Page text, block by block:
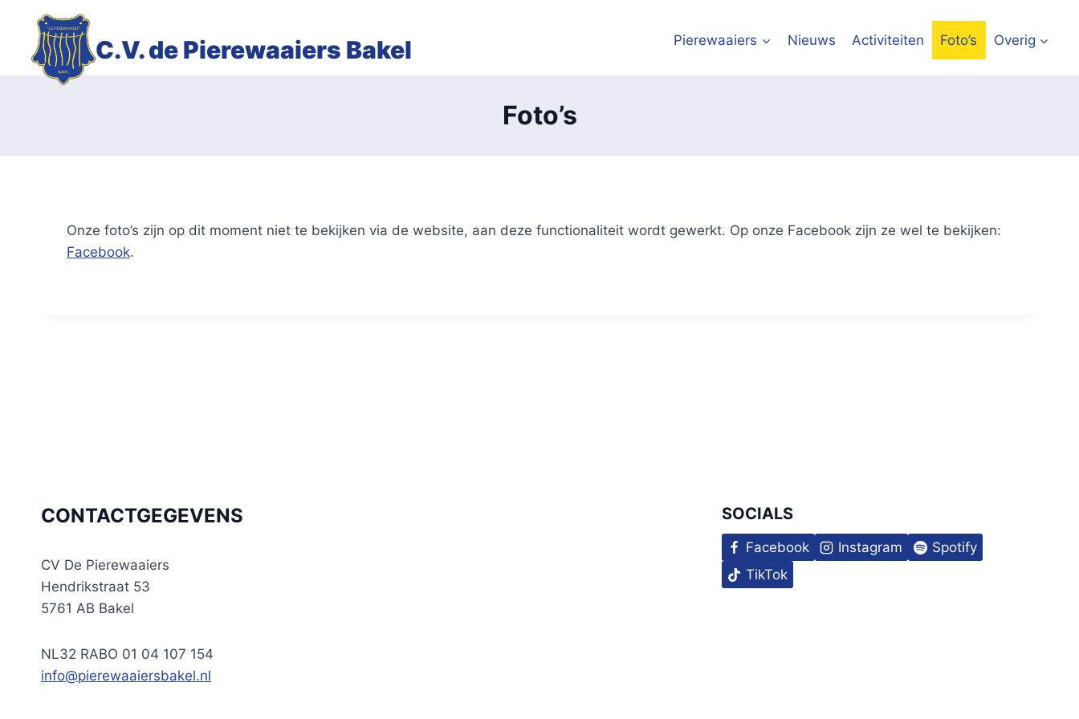
inhoud
C.V. de Pierewaaiers Bakel Pierewaaiers Nieuws Activiteiten Foto’s Overig
Foto’s
Onze foto’s zijn op dit moment niet te bekijken via de website, aan deze functionaliteit wordt gewerkt. Op onze Facebook zijn ze wel te bekijken:
Facebook.
CONTACTGEGEVENS
CV De Pierewaaiers
Hendrikstraat 53
5761 AB Bakel
NL32 RABO 01 04 107 154
info@pierewaaiersbakel.nl
SOCIALS
Facebook Instagram
Spotify
TikTok